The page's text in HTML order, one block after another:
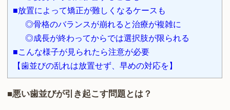
■放置によって矯正が難しくなるケースも
◎骨格のバランスが崩れると治療が複雑に
◎成長が終わってからでは選択肢が限られる
■こんな様子が見られたら注意が必要
【歯並びの乱れは放置せず、早めの対応を】
■悪い歯並びが引き起こす問題とは？